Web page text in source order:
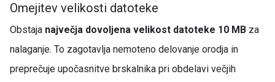
Omejitev velikosti datoteke
Obstaja največja dovoljena velikost datoteke 10 MB za
nalaganje. To zagotavlja nemoteno delovanje orodja in
preprečuje upočasnitve brskalnika pri obdelavi večjih